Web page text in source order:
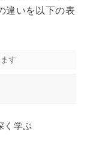
違いを以下の表
く学ぶ